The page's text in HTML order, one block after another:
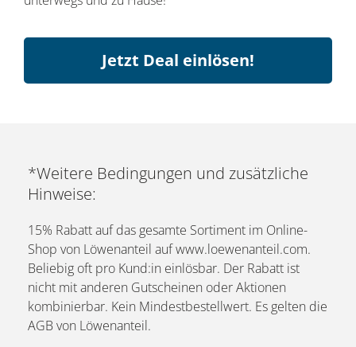
Jetzt Deal einlösen!
*Weitere Bedingungen und zusätzliche
Hinweise:
15% Rabatt auf das gesamte Sortiment im Online-
Shop von Löwenanteil auf www.loewenanteil.com.
Beliebig oft pro Kund:in einlösbar. Der Rabatt ist
nicht mit anderen Gutscheinen oder Aktionen
kombinierbar. Kein Mindestbestellwert. Es gelten die
AGB von Löwenanteil.